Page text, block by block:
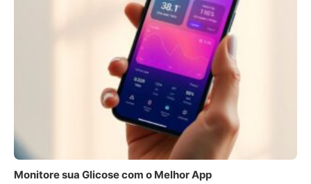
Monitore sua Glicose com o Melhor App